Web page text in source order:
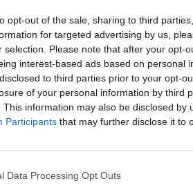
opt-out of the sale, sharing to third
for targeted advertising by us,
selection. Please note that after your opt-
interest-based ads based on personal
to third parties prior to your opt-
of your personal information by third
This information may also be disclosed by
Participants that may further disclose it to
Data Processing Opt Outs
ortodoxă intră în Postul Paștelui.
rânduite de Biserica Ortodoxă,
șapte săptămâni, credincioșii și
Învierea Domnului, considerată
sărbători.
credincioșii sunt chemați la
ortodox, pe 12 aprilie.